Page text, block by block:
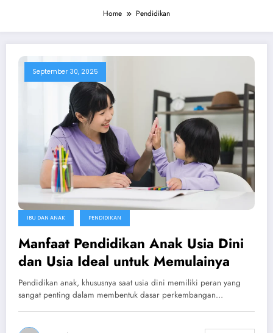
Home Pendidikan
September 30, 2025
IBU DAN ANAK PENDIDIKAN
Manfaat Pendidikan Anak Usia Dini
dan Usia Ideal untuk Memulainya
Pendidikan anak, khususnya saat usia dini memiliki peran yang
sangat penting dalam membentuk dasar perkembangan…